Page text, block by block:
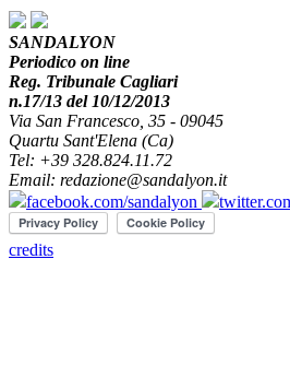
SANDALYON
Periodico on line
Reg. Tribunale Cagliari
n.17/13 del 10/12/2013
Via San Francesco, 35 - 09045
Quartu Sant'Elena (Ca)
Tel: +39 328.824.11.72
Email: redazione@sandalyon.it
facebook.com/sandalyon
credits